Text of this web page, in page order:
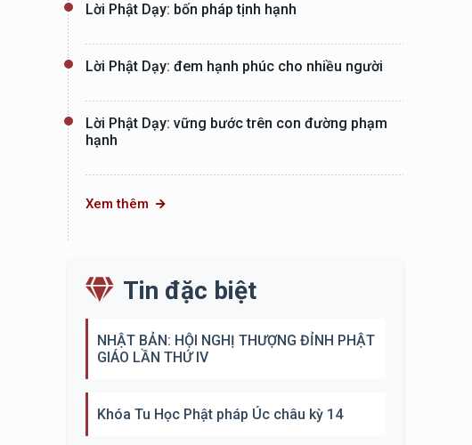
Lời Phật Dạy: bốn pháp tịnh hạnh
Lời Phật Dạy: đem hạnh phúc cho nhiều người
Lời Phật Dạy: vững bước trên con đường phạm
hạnh
Xem thêm
Tin đặc biệt
NHẬT BẢN: HỘI NGHỊ THƯỢNG ĐỈNH PHẬT
GIÁO LẦN THỨ IV
Khóa Tu Học Phật pháp Úc châu kỳ 14